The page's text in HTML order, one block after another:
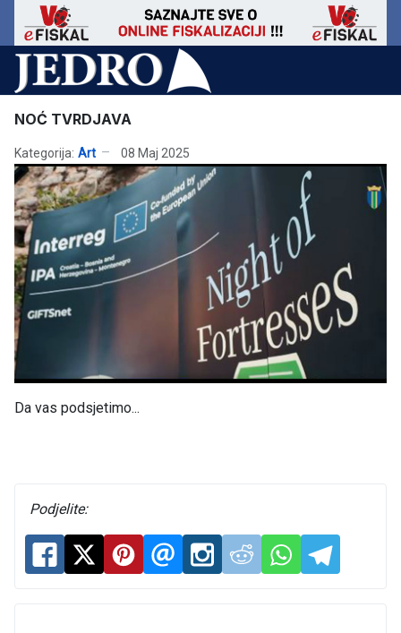
NOĆ TVRDJAVA
Kategorija: Art 08 Maj 2025
Da vas podsjetimo...
Podjelite: